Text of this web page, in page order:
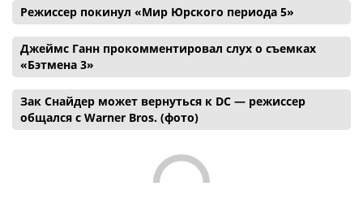
Режиссер покинул «Мир Юрского периода 5»
Джеймс Ганн прокомментировал слух о съемках
«Бэтмена 3»
Зак Снайдер может вернуться к DC — режиссер
общался с Warner Bros. (фото)